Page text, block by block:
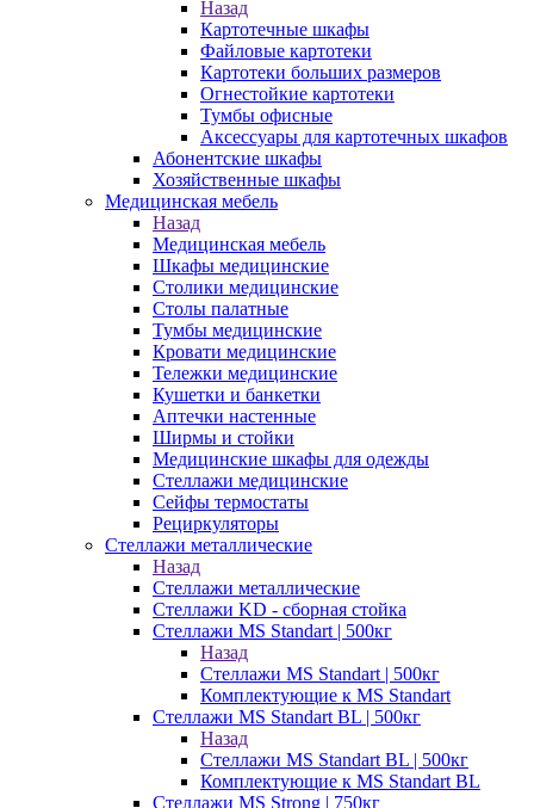
Назад
Картотечные шкафы
Файловые картотеки
Картотеки больших размеров
Огнестойкие картотеки
Тумбы офисные
Аксессуары для картотечных шкафов
Абонентские шкафы
Хозяйственные шкафы
Медицинская мебель
Назад
Медицинская мебель
Шкафы медицинские
Столики медицинские
Столы палатные
Тумбы медицинские
Кровати медицинские
Тележки медицинские
Кушетки и банкетки
Аптечки настенные
Ширмы и стойки
Медицинские шкафы для одежды
Стеллажи медицинские
Сейфы термостаты
Рециркуляторы
Стеллажи металлические
Назад
Стеллажи металлические
Стеллажи KD - сборная стойка
Стеллажи MS Standart | 500кг
Назад
Стеллажи MS Standart | 500кг
Комплектующие к MS Standart
Стеллажи MS Standart BL | 500кг
Назад
Стеллажи MS Standart BL | 500кг
Комплектующие к MS Standart BL
Стеллажи MS Strong | 750кг